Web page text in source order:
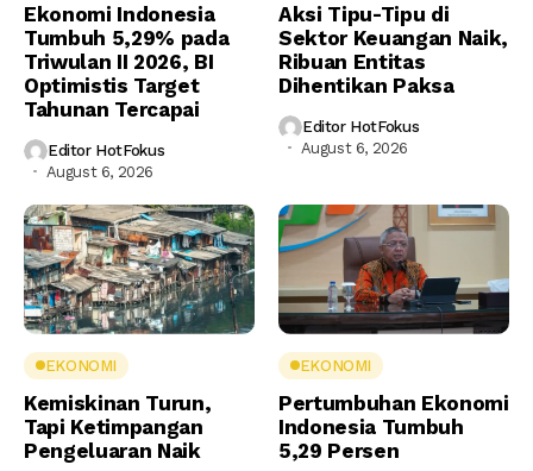
Ekonomi Indonesia
Tumbuh 5,29% pada
Triwulan II 2026, BI
Optimistis Target
Tahunan Tercapai
Editor HotFokus
August 6, 2026
Aksi Tipu-Tipu di
Sektor Keuangan Naik,
Ribuan Entitas
Dihentikan Paksa
Editor HotFokus
August 6, 2026
EKONOMI
Kemiskinan Turun,
Tapi Ketimpangan
Pengeluaran Naik
EKONOMI
Pertumbuhan Ekonomi
Indonesia Tumbuh
5,29 Persen